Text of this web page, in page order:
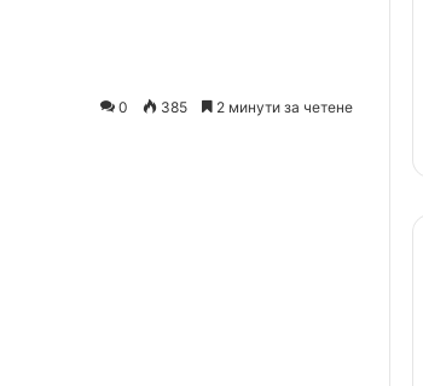
0 385 2 минути за четене